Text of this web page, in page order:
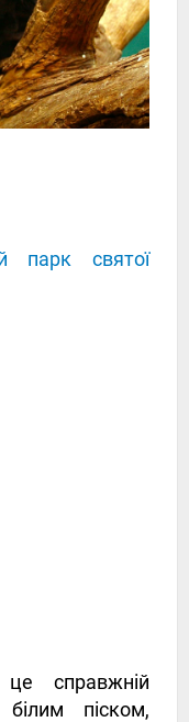
парк святої
справжній
піском,